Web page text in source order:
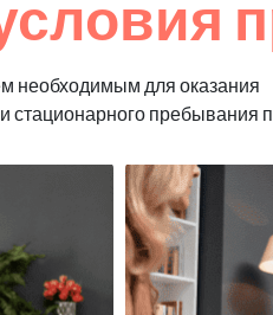
необходимым для оказания
стационарного пребывания